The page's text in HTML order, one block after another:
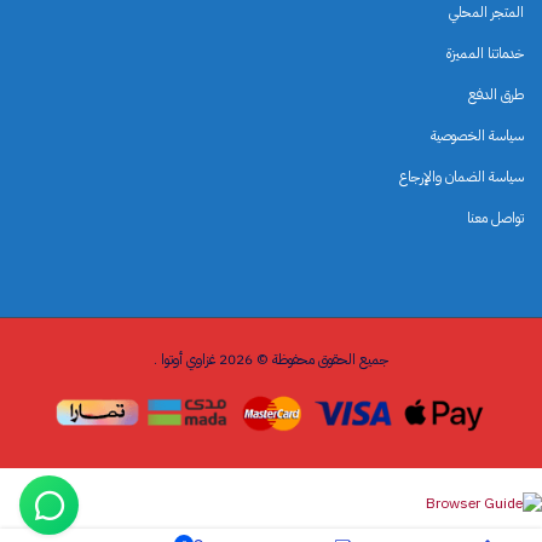
المتجر المحلي
خدماتنا المميزة
طرق الدفع
سياسة الخصوصية
سياسة الضمان والإرجاع
تواصل معنا
جميع الحقوق محفوظة © 2026 غزاوي أوتوا .